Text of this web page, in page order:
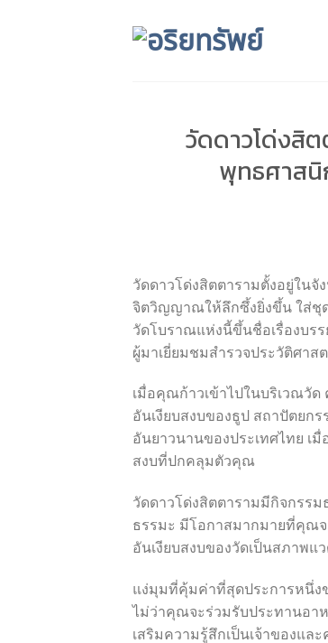
วัดดาวโด่งสิ
พุทธศาสนิ
วัดดาวโด่งสิตตารามตั้งอยู่ใน
จิตวิญญาณให้ลึกซึ้งยิ่งขึ้น ใส่ชุ
วัดโบราณแห่งนี้ขึ้นชื่อเรื่องบร
ผู้มาเยี่ยมชมสำรวจประวัติศาส
เมื่อคุณก้าวเข้าไปในบริเวณวั
อันเงียบสงบของธูป สถาปัตยก
อันยาวนานของประเทศไทย เ
สงบที่ปกคลุมตัวคุณ
วัดดาวโด่งสิตตารามมีกิจกรร
ธรรมะ มีโอกาสมากมายที่คุณ
อันเงียบสงบของวัดเป็นสภาพ
แง่มุมที่คุ้มค่าที่สุดประการหนึ่ง
ไม่ว่าคุณจะร่วมรับประทานอา
เสริมความรู้สึกเป็นเจ้าของแล